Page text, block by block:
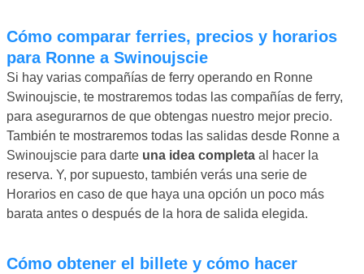
Cómo comparar ferries, precios y horarios
para Ronne a Swinoujscie
Si hay varias compañías de ferry operando en Ronne
Swinoujscie, te mostraremos todas las compañías de ferry,
para asegurarnos de que obtengas nuestro mejor precio.
También te mostraremos todas las salidas desde Ronne a
Swinoujscie para darte una idea completa al hacer la
reserva. Y, por supuesto, también verás una serie de
Horarios en caso de que haya una opción un poco más
barata antes o después de la hora de salida elegida.
Cómo obtener el billete y cómo hacer